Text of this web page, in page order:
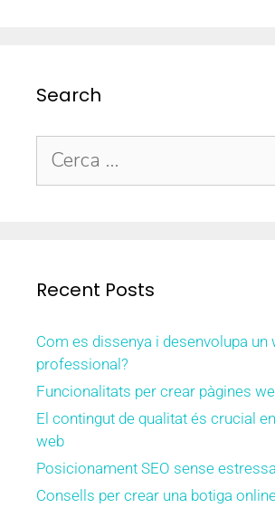
Search
Recent Posts
Com es dissenya i desenvolupa un
professional?
Funcionalitats per crear pàgines
El contingut de qualitat és crucial
web
Posicionament SEO sense
Consells per crear una botiga